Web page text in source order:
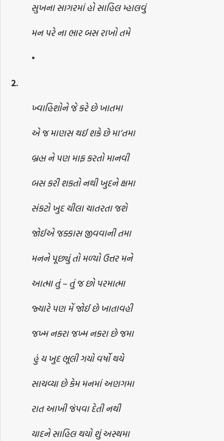
સુખના સાગરમાં હો સાહિલ મ્હાલવું
મન પરે ના ભાર બસ રાખો તમે
•
2.
ખ્વાહિશોને જે કરે છે ખાતમા
એ જ માણસ થઈ શકે છે મા’તમા
બ્રહ્મ ને પણ માફ કરતો માનવી
બસ કરી શકતો નથી ખુદને ક્ષમા
સંકટો ખુદ ચીલા ચાતરતા જશે
જોઈએ જક્કાસ જીવવાની તમા
મનને પૂછ્યું તો મળ્યો ઉત્તર મને
આત્મા તું – તું જ છો પરમાત્મા
જ્યારે પણ મેં જોઈ છે ખાતાવહી
જખ્મ નકરા જખ્મ નકરા છે જમા
હું ય ખુદ ભૂલી ગયો વર્ષો થયે
સાચવ્યા છે કેમ મનમાં અણગમા
રાત આખી જંપવા દેતી નથી
યાદને સાહિલ થયો શું અસ્થમા